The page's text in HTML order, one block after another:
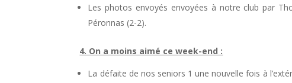
Les photos envoyés envoyées à notre club par
Péronnas (2-2).
4. On a moins aimé ce week-end :
La défaite de nos seniors 1 une nouvelle fois à